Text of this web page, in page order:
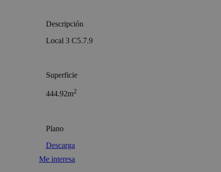
Descripción
Local 3 C5.7.9
Superficie
444.92m2
Plano
Descarga
Me interesa